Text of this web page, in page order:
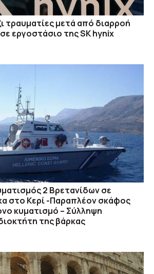
τραυματίες μετά από διαρροή
εργοστάσιο της SK hynix
2 Βρετανίδων σε
στο Κερί -Παραπλέον σκάφος
κυματισμό – Σύλληψη
της βάρκας